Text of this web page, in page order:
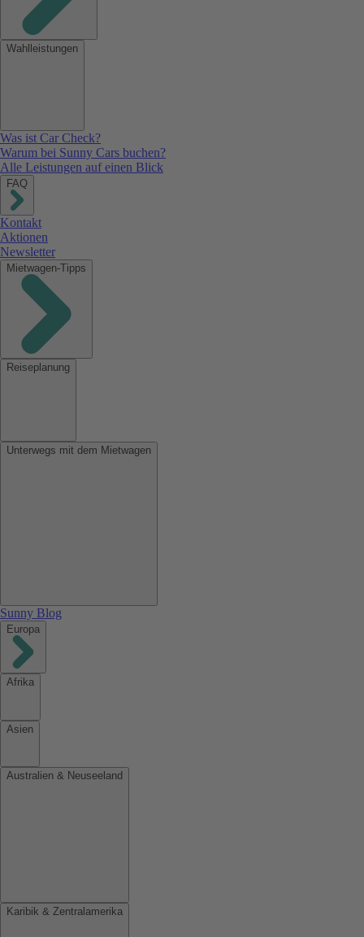
Wahlleistungen
Was ist Car Check?
Warum bei Sunny Cars buchen?
Alle Leistungen auf einen Blick
FAQ
Kontakt
Aktionen
Newsletter
Mietwagen-Tipps
Reiseplanung
Unterwegs mit dem Mietwagen
Sunny Blog
Europa
Afrika
Asien
Australien & Neuseeland
Karibik & Zentralamerika